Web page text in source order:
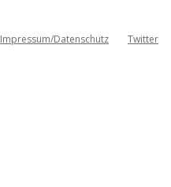
Impressum/Datenschutz Twitter